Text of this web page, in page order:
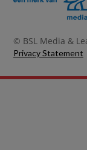
© BSL Media &
Privacy Statement